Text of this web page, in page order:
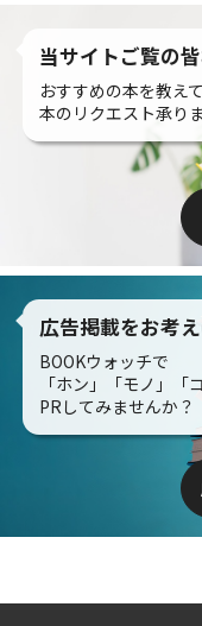
当サイトご覧の皆
おすすめの本を教え
本のリクエスト承り
広告掲載をお考
BOOKウォッチで
「ホン」「モノ」「
PRしてみませんか？